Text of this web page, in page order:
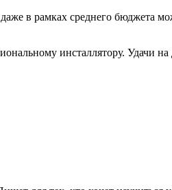
в рамках среднего бюджета
инсталлятору. Удачи на